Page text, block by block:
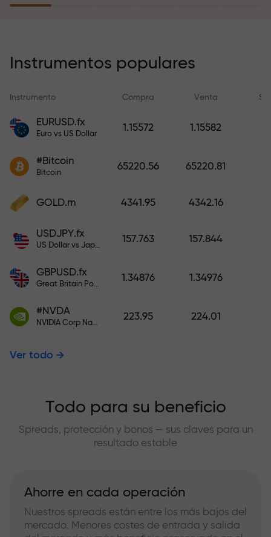
recargar su cuenta.
compensa sus pérdidas y
garantiza triplicar el beneficio
tranquilidad: su capital está
bono mil veces mayor que su
depósito, mayor será el
Instrumentos populares
Instrumento Compra Venta
EURUSD.fx
Euro vs US Dollar
1.15572 1.15582
#Bitcoin
Bitcoin
65220.56 65220.81
GOLD.m 4341.95 4342.16
USDJPY.fx
US Dollar vs Japanese Yen
157.763 157.844
GBPUSD.fx
Great Britain Pound vs US Dollar
1.34876 1.34976
#NVDA
NVIDIA Corp Nasdaq Stock Exchange (Nasdaq) USD
223.95 224.01
Ver todo
Todo para su beneficio
Spreads, protección y bonos — sus claves para un
resultado estable
Ahorre en cada operación
Nuestros spreads están entre los más bajos del
mercado. Menores costes de entrada y salida